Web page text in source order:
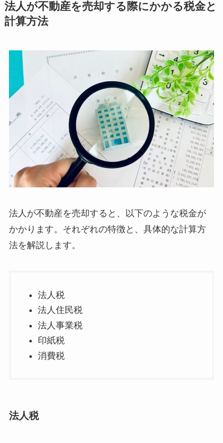
法人が不動産を売却する際にかかる税金と
計算方法
法人が不動産を売却すると、以下のような税金が
かかります。それぞれの特徴と、具体的な計算方
法を解説します。
法人税
法人住民税
法人事業税
印紙税
消費税
法人税